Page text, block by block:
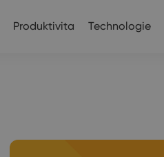
Produktivita Technologie